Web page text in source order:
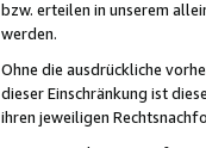
bzw. erteilen in unserem
werden.
Ohne die ausdrückliche
dieser Einschränkung ist
ihren jeweiligen